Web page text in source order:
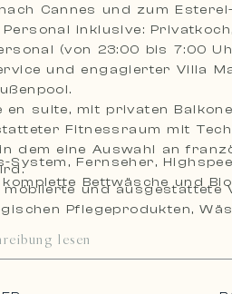
Cannes und zum
Personal inklusive:
(von 23:00 bis 7:00
und engagierter Villa
en suite, mit privaten
Fitnessraum mit
dem eine Auswahl an
möblierte und ausgestattete
Pflegeprodukten,
Luxusfrühstück inbegriffen.
zweistündige Massage bei
System, Fernseher,
komplette Bettwäsche und
lesen